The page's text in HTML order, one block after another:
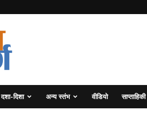
दशा-दिशा अन्य स्तंभ वीडियो साप्ताहिकी